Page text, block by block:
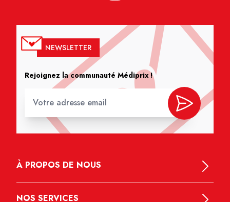
NEWSLETTER
Rejoignez la communauté Médiprix !
À PROPOS DE NOUS
NOS SERVICES